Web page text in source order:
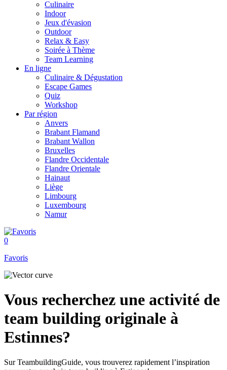
Culinaire
Indoor
Jeux d'évasion
Outdoor
Relax & Easy
Soirée à Thème
Team Learning
En ligne
Culinaire & Dégustation
Escape Games
Quiz
Workshop
Par région
Anvers
Brabant Flamand
Brabant Wallon
Bruxelles
Flandre Occidentale
Flandre Orientale
Hainaut
Liège
Limbourg
Luxembourg
Namur
0
Favoris
Vous recherchez une activité de
team building originale à
Estinnes?
Sur TeambuildingGuide, vous trouverez rapidement l’inspiration